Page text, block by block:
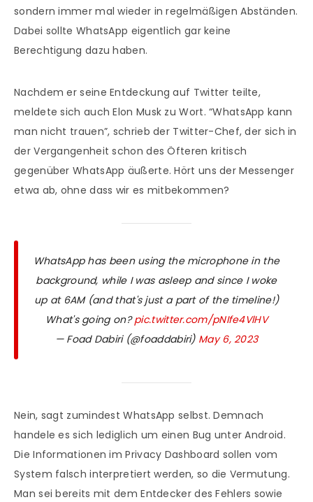
sondern immer mal wieder in regelmäßigen Abständen.
Dabei sollte WhatsApp eigentlich gar keine
Berechtigung dazu haben.
Nachdem er seine Entdeckung auf Twitter teilte,
meldete sich auch Elon Musk zu Wort. “WhatsApp kann
man nicht trauen”, schrieb der Twitter-Chef, der sich in
der Vergangenheit schon des Öfteren kritisch
gegenüber WhatsApp äußerte. Hört uns der Messenger
etwa ab, ohne dass wir es mitbekommen?
WhatsApp has been using the microphone in the
background, while I was asleep and since I woke
up at 6AM (and that's just a part of the timeline!)
What's going on?pic.twitter.com/pNIfe4VlHV
— Foad Dabiri (@foaddabiri) May 6, 2023
Nein, sagt zumindest WhatsApp selbst. Demnach
handele es sich lediglich um einen Bug unter Android.
Die Informationen im Privacy Dashboard sollen vom
System falsch interpretiert werden, so die Vermutung.
Man sei bereits mit dem Entdecker des Fehlers sowie